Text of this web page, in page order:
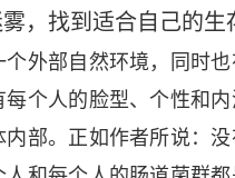
抗生素
，找到适合自己的生
外部自然环境，同时
个人的脸型、个性和
部。正如作者所说：